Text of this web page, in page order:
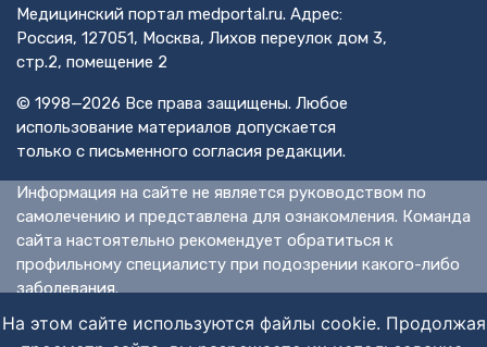
Медицинский портал medportal.ru. Адрес:
Россия, 127051, Москва, Лихов переулок дом 3,
стр.2, помещение 2
© 1998—2026 Все права защищены. Любое
использование материалов допускается
только с письменного согласия редакции.
Информация на сайте не является руководством по
самолечению и представлена для ознакомления. Команда
сайта настоятельно рекомендует обратиться к
профильному специалисту при подозрении какого-либо
заболевания.
ИМЕЮТСЯ ПРОТИВОПОКАЗАНИЯ. НЕОБХОДИМА
КОНСУЛЬТАЦИЯ СПЕЦИАЛИСТА.
На этом сайте используются файлы cookie. Продолжая